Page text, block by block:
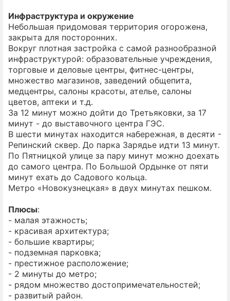
Инфраструктура и окружение
Небольшая придомовая территория огорожена,
закрыта для посторонних.
Вокруг плотная застройка с самой разнообразной
инфраструктурой: образовательные учреждения,
торговые и деловые центры, фитнес-центры,
множество магазинов, заведений общепита,
медцентры, салоны красоты, ателье, салоны
цветов, аптеки и т.д.
За 12 минут можно дойти до Третьяковки, за 17
минут - до выставочного центра ГЭС.
В шести минутах находится набережная, в десяти -
Репинский сквер. До парка Зарядье идти 13 минут.
По Пятницкой улице за пару минут можно доехать
до самого центра. По Большой Ордынке от пяти
минут ехать до Садового кольца.
Метро «Новокузнецкая» в двух минутах пешком.
Плюсы:
- малая этажность;
- красивая архитектура;
- большие квартиры;
- подземная парковка;
- престижное расположение;
- 2 минуты до метро;
- рядом множество достопримечательностей;
- развитый район.